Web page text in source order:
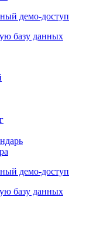
свопы
базу данных
базу данных